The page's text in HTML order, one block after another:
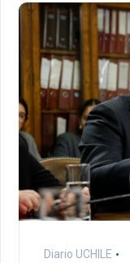
Diario UCHILE